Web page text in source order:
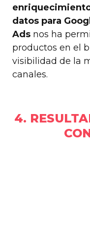
datos para
Ads nos ha
productos en el
visibilidad de la
canales.
4.